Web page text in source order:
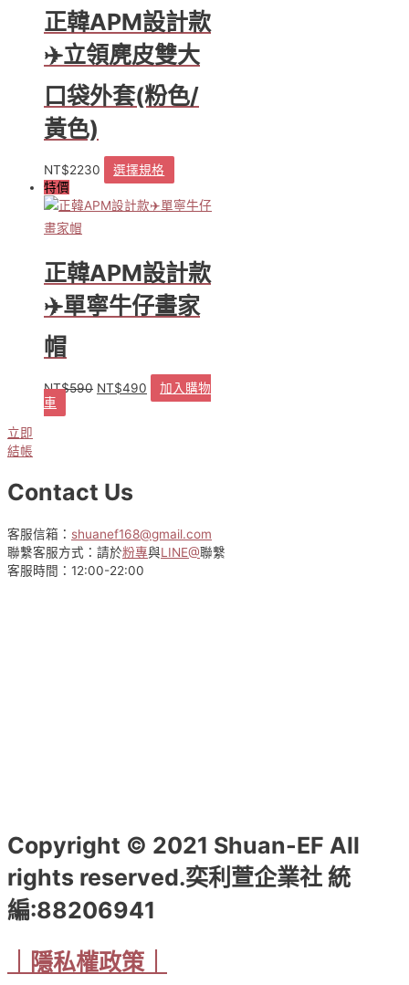
正韓APM設計款
✈️立領麂皮雙大
口袋外套(粉色/
黃色)
NT$2230 選擇規格
品
種
款
式。
可
品
頁
特價
正韓APM設計款
✈️單寧牛仔畫家
帽
NT$590 原
NT$490目 加入購物
車
立即
結帳
Contact Us
客服信箱： shuanef168@gmail.com
聯繫客服方式：請於粉專與LINE@聯繫
客服時間：12:00-22:00
Copyright © 2021 Shuan-EF All
rights reserved.奕利萱企業社 統
編:88206941
｜隱私權政策｜